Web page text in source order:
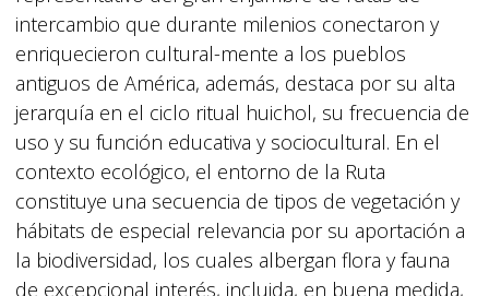
intercambio que durante milenios conectaron y
enriquecieron cultural-mente a los pueblos
antiguos de América, además, destaca por su alta
jerarquía en el ciclo ritual huichol, su frecuencia de
uso y su función educativa y sociocultural. En el
contexto ecológico, el entorno de la Ruta
constituye una secuencia de tipos de vegetación y
hábitats de especial relevancia por su aportación a
la biodiversidad, los cuales albergan flora y fauna
de excepcional interés, incluida, en buena medida,